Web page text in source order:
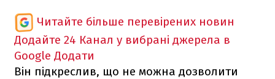
Читайте більше перевірених новин
Додайте 24 Канал у вибрані джерела в
Google Додати
Він підкреслив, що не можна дозволити